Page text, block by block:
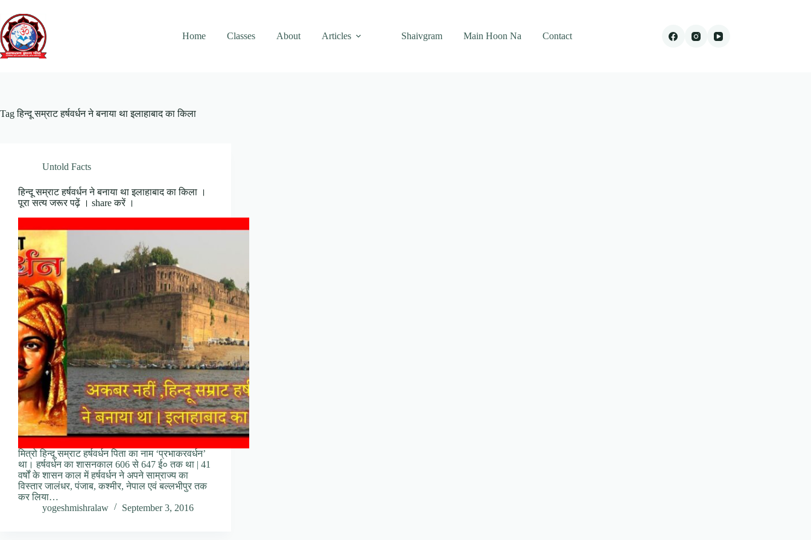
content
Home
Classes About Articles Shaivgram Main Hoon Na Contact
Tagहिन्दू सम्राट हर्षवर्धन ने बनाया था इलाहाबाद का किला
Untold Facts
हिन्दू सम्राट हर्षवर्धन ने बनाया था इलाहाबाद का किला ।
पूरा सत्य जरूर पढ़ें । share करें ।
मित्रो हिन्दू सम्राट हर्षवर्धन पिता का नाम ‘प्रभाकरवर्धन’
था। हर्षवर्धन का शासनकाल 606 से 647 ई० तक था | 41
वर्षों के शासन काल में हर्षवर्धन ने अपने साम्राज्य का
विस्तार जालंधर, पंजाब, कश्मीर, नेपाल एवं बल्लभीपुर तक
कर लिया…
yogeshmishralaw
September 3, 2016